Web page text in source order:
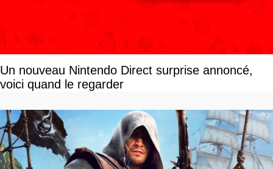
Un nouveau Nintendo Direct surprise annoncé,
voici quand le regarder